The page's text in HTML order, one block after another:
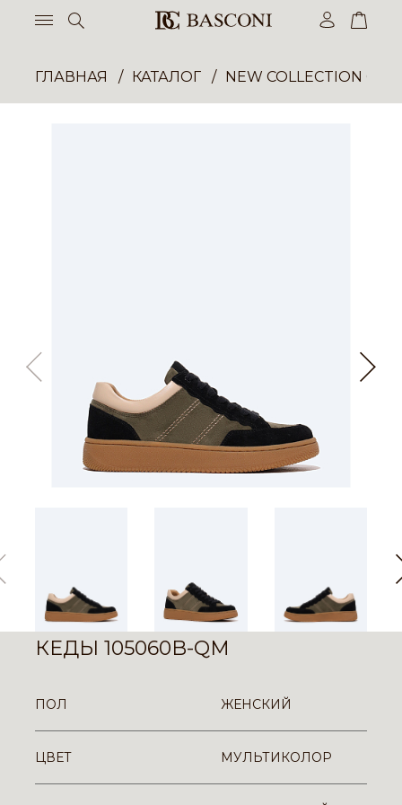
ГЛАВНАЯ КАТАЛОГ NEW COLLECTION
КЕДЫ 105060B-QM
ПОЛ ЖЕНСКИЙ
ЦВЕТ МУЛЬТИКОЛОР